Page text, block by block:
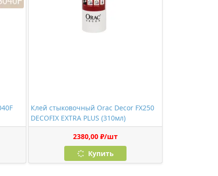
Клей стыковочный Orac Decor FX250
DECOFIX EXTRA PLUS (310мл)
2380,00 ₽/шт
Купить